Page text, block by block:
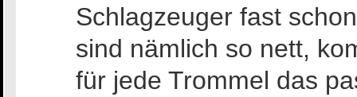
Schlagzeuger fast
sind nämlich so nett,
für jede Trommel das